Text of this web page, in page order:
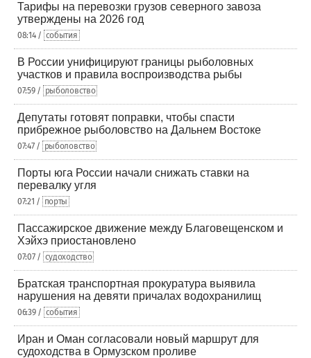
Тарифы на перевозки грузов северного завоза
утверждены на 2026 год
08:14 / события
В России унифицируют границы рыболовных
участков и правила воспроизводства рыбы
07:59 / рыболовство
Депутаты готовят поправки, чтобы спасти
прибрежное рыболовство на Дальнем Востоке
07:47 / рыболовство
Порты юга России начали снижать ставки на
перевалку угля
07:21 / порты
Пассажирское движение между Благовещенском и
Хэйхэ приостановлено
07:07 / судоходство
Братская транспортная прокуратура выявила
нарушения на девяти причалах водохранилищ
06:39 / события
Иран и Оман согласовали новый маршрут для
судоходства в Ормузском проливе